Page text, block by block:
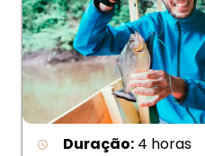
Duração: 4 horas